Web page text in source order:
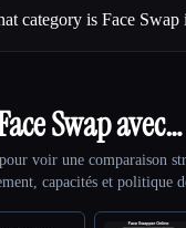
category is Face Swap
Swap avec…
voir une comparaison
capacités et politique